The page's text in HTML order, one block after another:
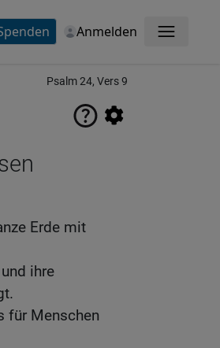
Anmelden Menü
Psalm 24, Vers 9
Erde mit
ihre
für Menschen